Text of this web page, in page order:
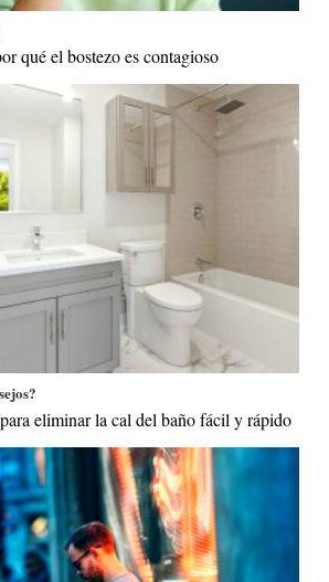
qué el bostezo es contagioso
eliminar la cal del baño fácil y rápido